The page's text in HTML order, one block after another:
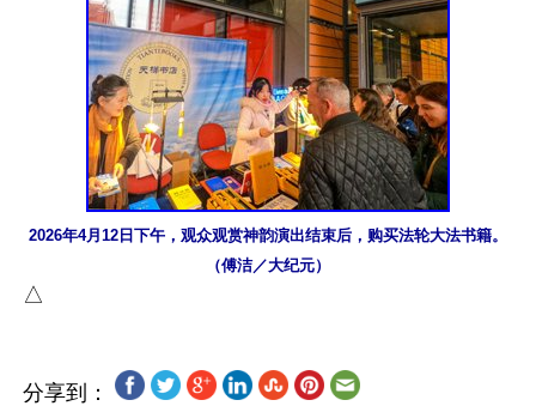
2026年4月12日下午，观众观赏神韵演出结束后，购买法轮大法书籍。
（傅洁／大纪元）
分享到：